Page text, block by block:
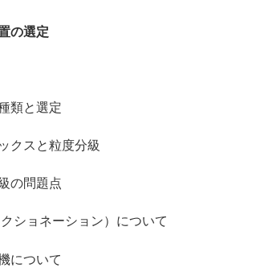
の選定
類と選定
スと粒度分級
の問題点
ョネーション）について
について